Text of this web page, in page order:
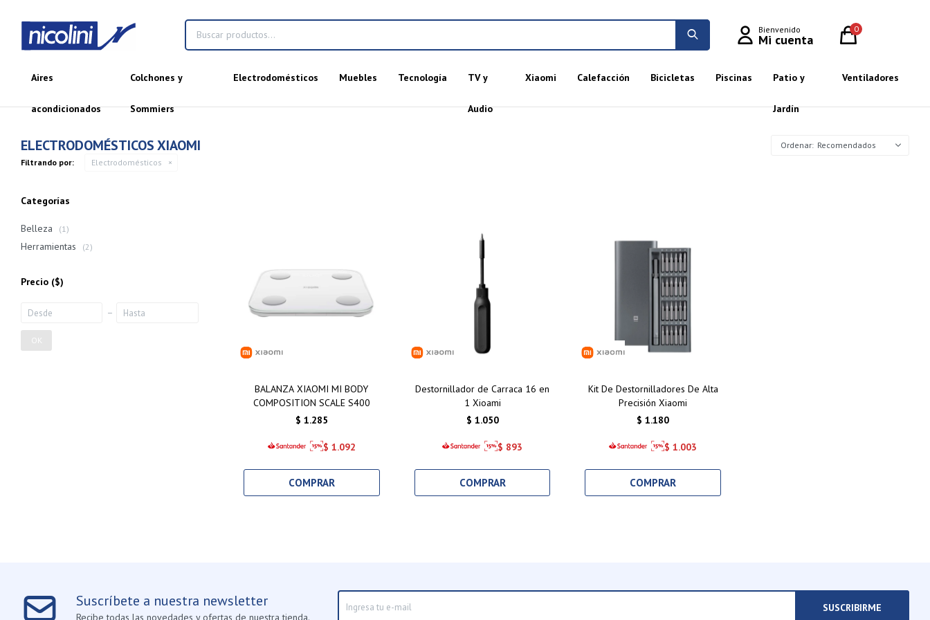
Aires
acondicionados
Colchones y
Sommiers
Electrodomésticos Muebles Tecnología TV y
Audio
Xiaomi Calefacción Bicicletas Piscinas Patio y
Jardín
Ventiladores
0
ELECTRODOMÉSTICOS XIAOMI
Recomendados
Filtrando por:
Electrodomésticos
BALANZA XIAOMI MI BODY
COMPOSITION SCALE S400
$ 1.285
$ 1.092
Destornillador de Carraca 16 en
1 Xioami
$ 1.050
$ 893
Kit De Destornilladores De Alta
Precisión Xiaomi
$ 1.180
$ 1.003
Categorías
Belleza (1)
Herramientas (2)
Precio ($)
OK
Suscríbete a nuestra newsletter
Recibe todas las novedades y ofertas de nuestra tienda.
SUSCRIBIRME